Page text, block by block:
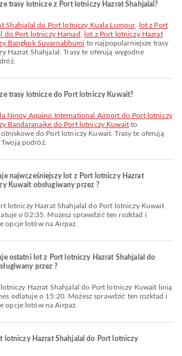
trasy lotnicze z Port lotniczy Hazrat Shahjalal?
Shahjalal do Port lotniczy Kuala Lumpur,
lot z Port
do Port lotniczy Hamad
lot z Port lotniczy Hazrat
Bangkok Suvarnabhumi to najpopularniejsze trasy
Hazrat Shahjalal. Trasy te oferują wygodne
trasy lotnicze do Port lotniczy Kuwait?
Bandaranaike do Port lotniczy Kuwaitto
do Port lotniczy Kuwait. Trasy te oferują
podróż.
najwcześniejszy lot z Port lotniczy Hazrat
Kuwait obsługiwany przez ?
o 02:35. Możesz sprawdzić ten rozkład i
opcje lotów na Airpaz.
ostatni lot z Port lotniczy Hazrat Shahjalal do
przez ?
odlatuje o 15:20. Możesz sprawdzić ten rozkład i
opcje lotów na Airpaz.
lotniczy Hazrat Shahjalal do Port lotniczy